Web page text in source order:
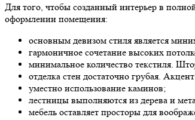
Для того, чтобы созданный интерьер в
оформлении помещения:
основным девизом стиля является
гармоничное сочетание высоких
минимальное количество текстиля.
отделка стен достаточно грубая.
уместно использование каминов;
лестницы выполняются из дерева и
мебель оставляет просторы для